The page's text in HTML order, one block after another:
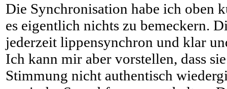
Die Synchronisation habe ich oben
es eigentlich nichts zu bemeckern.
jederzeit lippensynchron und klar
Ich kann mir aber vorstellen, dass
Stimmung nicht authentisch